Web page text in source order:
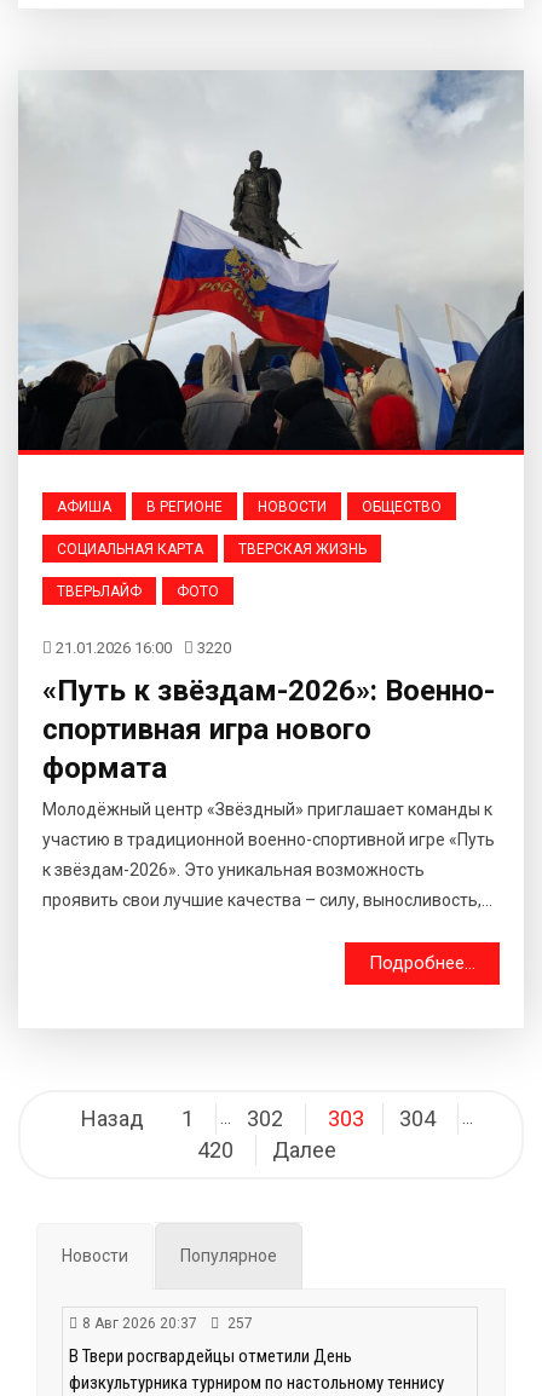
АФИША В РЕГИОНЕ НОВОСТИ ОБЩЕСТВО
СОЦИАЛЬНАЯ КАРТА ТВЕРСКАЯ ЖИЗНЬ
ТВЕРЬЛАЙФ ФОТО
21.01.2026 16:00 3220
«Путь к звёздам-2026»: Военно-
спортивная игра нового
формата
Молодёжный центр «Звёздный» приглашает команды к
участию в традиционной военно-спортивной игре «Путь
к звёздам-2026». Это уникальная возможность
проявить свои лучшие качества – силу, выносливость,...
Подробнее...
Навигация
Назад 1 302 303 304
420 Далее
Новости Популярное
8 Авг 2026 20:37 257
В Твери росгвардейцы отметили День
физкультурника турниром по настольному теннису